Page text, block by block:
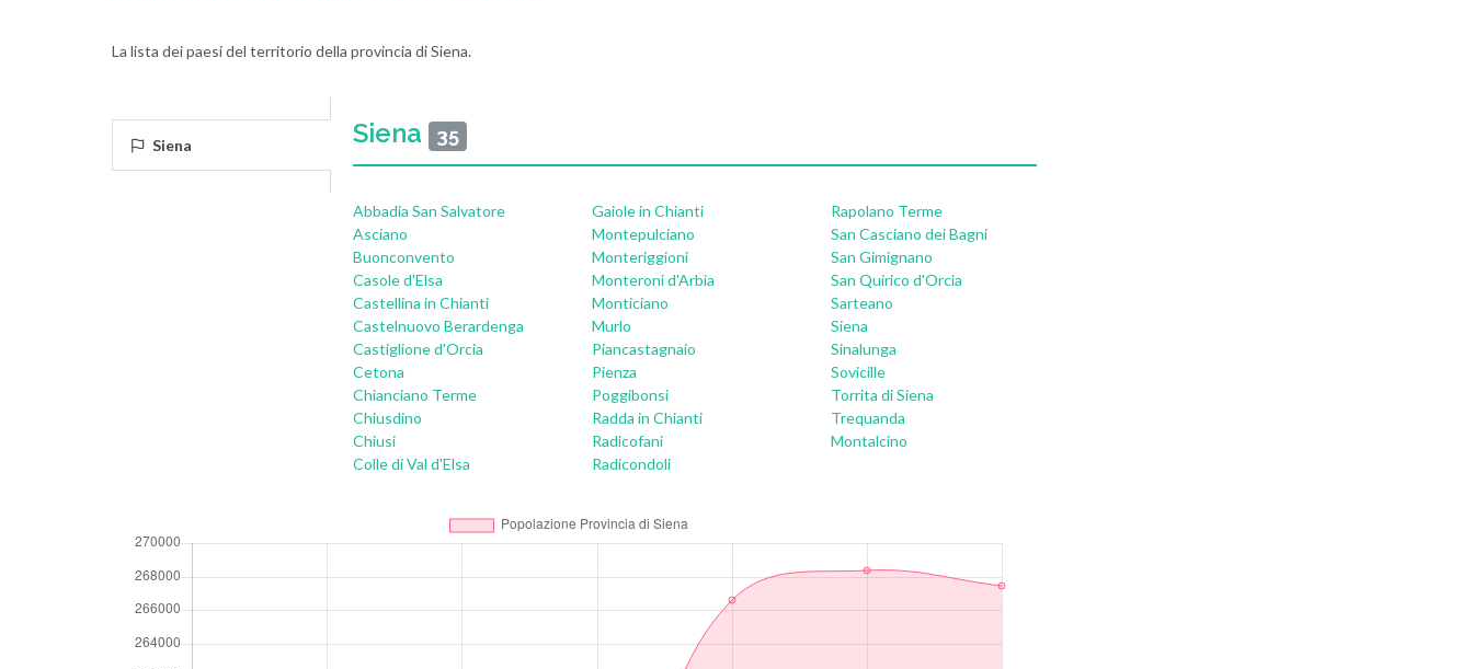
La lista dei paesi del territorio della provincia di Siena.
Siena Siena 35
Abbadia San Salvatore
Asciano
Buonconvento
Casole d'Elsa
Castellina in Chianti
Castelnuovo Berardenga
Castiglione d'Orcia
Cetona
Chianciano Terme
Chiusdino
Chiusi
Colle di Val d'Elsa
Gaiole in Chianti
Montepulciano
Monteriggioni
Monteroni d'Arbia
Monticiano
Murlo
Piancastagnaio
Pienza
Poggibonsi
Radda in Chianti
Radicofani
Radicondoli
Rapolano Terme
San Casciano dei Bagni
San Gimignano
San Quirico d'Orcia
Sarteano
Siena
Sinalunga
Sovicille
Torrita di Siena
Trequanda
Montalcino